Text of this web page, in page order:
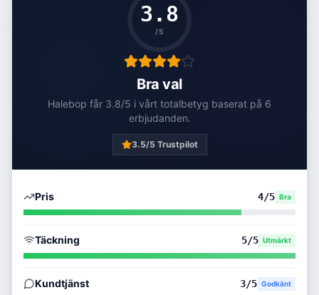
3.8
/5
Bra val
Halebop får 3.8/5 i vårt totalbetyg baserat på 6
erbjudanden.
3.5/5 Trustpilot
Pris 4/5 Bra
Täckning 5/5 Utmärkt
Kundtjänst 3/5 Godkänt